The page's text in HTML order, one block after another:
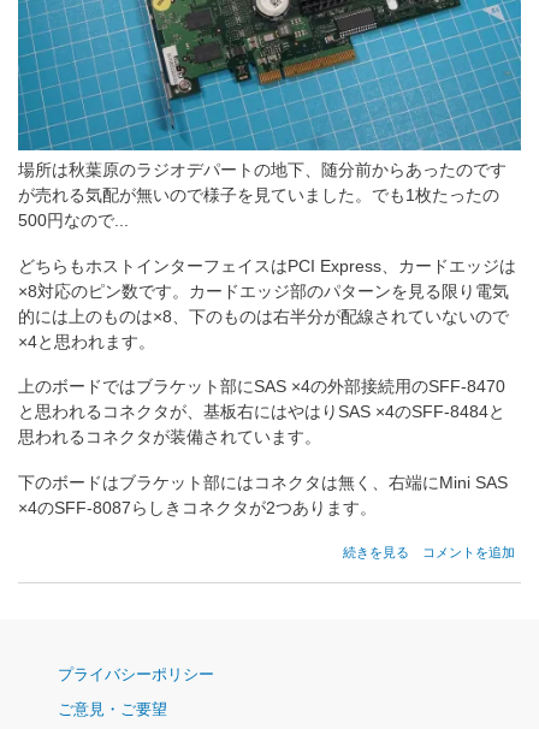
場所は秋葉原のラジオデパートの地下、随分前からあったのです
が売れる気配が無いので様子を見ていました。でも1枚たったの
500円なので...
どちらもホストインターフェイスはPCI Express、カードエッジは
×8対応のピン数です。カードエッジ部のパターンを見る限り電気
的には上のものは×8、下のものは右半分が配線されていないので
×4と思われます。
上のボードではブラケット部にSAS ×4の外部接続用のSFF-8470
と思われるコネクタが、基板右にはやはりSAS ×4のSFF-8484と
思われるコネクタが装備されています。
下のボードはブラケット部にはコネクタは無く、右端にMini SAS
×4のSFF-8087らしきコネクタが2つあります。
SAS
続きを見る コメントを追加
ナ
ゲ
プライバシーポリシー
ご意見・ご要望